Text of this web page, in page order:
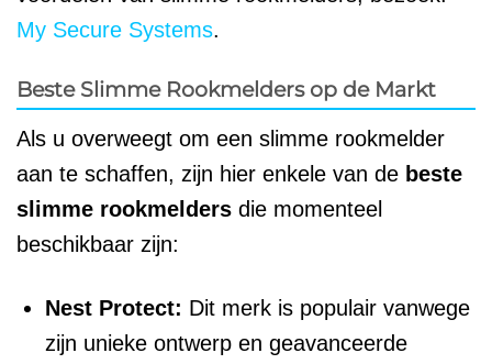
My Secure Systems.
Beste Slimme Rookmelders op de Markt
Als u overweegt om een slimme rookmelder
aan te schaffen, zijn hier enkele van de beste
slimme rookmelders die momenteel
beschikbaar zijn:
Nest Protect: Dit merk is populair vanwege
zijn unieke ontwerp en geavanceerde